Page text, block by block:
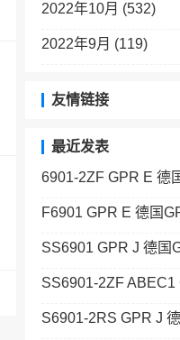
2022年10月 (532)
2022年9月 (119)
友情链接
最近发表